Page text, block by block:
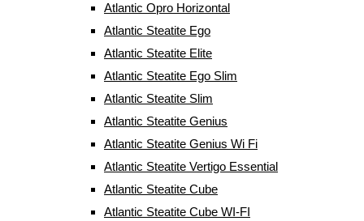
Atlantic Opro Horizontal
Atlantic Steatite Ego
Atlantic Steatite Elite
Atlantic Steatite Ego Slim
Atlantic Steatite Slim
Atlantic Steatite Genius
Atlantic Steatite Genius Wi Fi
Atlantic Steatite Vertigo Essential
Atlantic Steatite Cube
Atlantic Steatite Cube WI-FI
Конвектор Atlantic F19 CEG BL-
Meca/M2 (1500W)